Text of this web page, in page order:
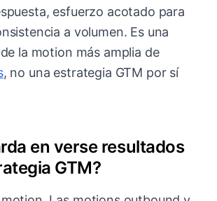
esfuerzo acotado para
a volumen. Es una
la motion más amplia de
, no una estrategia GTM por sí
en verse resultados
GTM?